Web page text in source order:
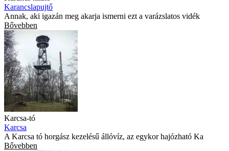
Karancslapujtő
Annak, aki igazán meg akarja ismerni ezt a varázslatos vidék
Bővebben
Karcsa-tó
Karcsa
A Karcsa tó horgász kezelésű állóvíz, az egykor hajózható Ka
Bővebben